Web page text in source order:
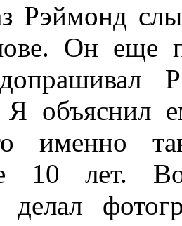
Рэймонд
Он еще
Я объяснил
именно
10 лет.
делал